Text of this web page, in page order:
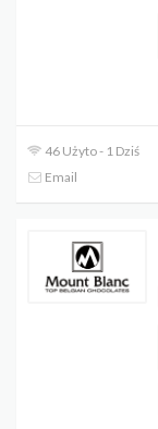
46 Użyto - 1 Dziś
Email